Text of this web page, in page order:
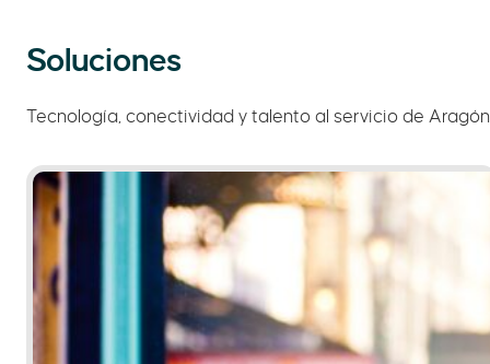
Soluciones
Tecnología, conectividad y talento al servicio de Aragón